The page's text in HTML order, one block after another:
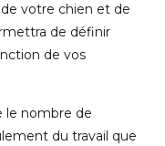
votre chien et de
de définir
de vos
le nombre de
du travail que